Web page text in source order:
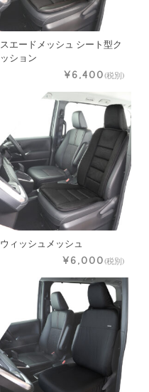
スエードメッシュ シート型ク
ッション
¥6,400(税別)
ウィッシュメッシュ
¥6,000(税別)